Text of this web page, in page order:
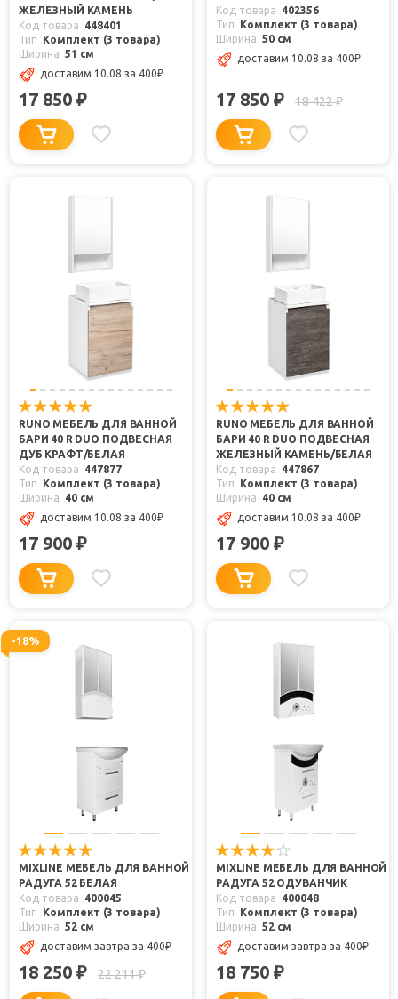
ЖЕЛЕЗНЫЙ КАМЕНЬ
Код товара
448401
Тип
Комплект (3 товара)
Ширина 51 см
доставим 10.08 за 400₽
17 850 ₽
Код товара
402356
Тип
Комплект (3 товара)
Ширина 50 см
доставим 10.08 за 400₽
17 850 ₽ 18 422₽
RUNO МЕБЕЛЬ ДЛЯ ВАННОЙ
БАРИ 40 R DUO ПОДВЕСНАЯ
ДУБ КРАФТ/БЕЛАЯ
Код товара
447877
Тип
Комплект (3 товара)
Ширина
40 см
доставим 10.08 за 400₽
17 900 ₽
RUNO МЕБЕЛЬ ДЛЯ ВАННОЙ
БАРИ 40 R DUO ПОДВЕСНАЯ
ЖЕЛЕЗНЫЙ КАМЕНЬ/БЕЛАЯ
Код товара
447867
Тип
Комплект (3 товара)
Ширина
40 см
доставим 10.08 за 400₽
17 900 ₽
-18%
MIXLINE МЕБЕЛЬ ДЛЯ ВАННОЙ
РАДУГА 52 БЕЛАЯ
Код товара
400045
Тип
Комплект (3 товара)
Ширина 52 см
доставим завтра за 400₽
18 250 ₽ 22 211₽
MIXLINE МЕБЕЛЬ ДЛЯ ВАННОЙ
РАДУГА 52 ОДУВАНЧИК
Код товара
400048
Тип
Комплект (3 товара)
Ширина 52 см
доставим завтра за 400₽
18 750 ₽